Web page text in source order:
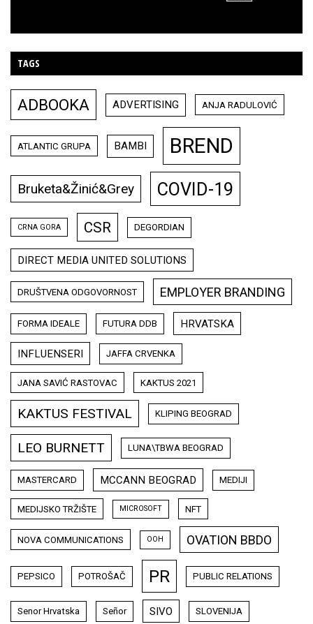
TAGS
ADBOOKA ADVERTISING ANJA RADULOVIĆ
ATLANTIC GRUPA BAMBI BREND
Bruketa&Žinić&Grey COVID-19
CRNA GORA CSR DEGORDIAN
DIRECT MEDIA UNITED SOLUTIONS
DRUŠTVENA ODGOVORNOST EMPLOYER BRANDING
FORMA IDEALE FUTURA DDB HRVATSKA
INFLUENSERI JAFFA CRVENKA
JANA SAVIĆ RASTOVAC KAKTUS 2021
KAKTUS FESTIVAL KLIPING BEOGRAD
LEO BURNETT LUNA\TBWA BEOGRAD
MASTERCARD MCCANN BEOGRAD MEDIJI
MEDIJSKO TRŽIŠTE MICROSOFT NFT
NOVA COMMUNICATIONS OOH OVATION BBDO
PEPSICO POTROŠAČ PR PUBLIC RELATIONS
Senor Hrvatska Señor SIVO SLOVENIJA